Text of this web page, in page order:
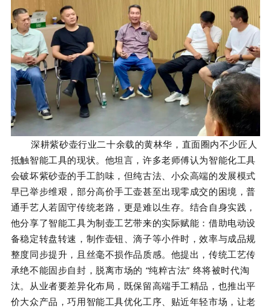
深耕紫砂壶行业二十余载的黄林华 ，直面圈内不少匠人
抵触智能工具的现状。他坦言，许多老师傅认为智能化工具
会破坏紫砂壶的手工韵味，但纯古法、小众高端的发展模式
早已举步维艰，部分高价手工壶甚至出现零成交的困境，普
通手艺人若固守传统老路，更是难以生存。结合自身实践，
他分享了智能工具为制壶工艺带来的实际赋能：借助电动设
备稳定转盘转速，制作壶钮、滴子等小件时，效率与成品规
整度同步提升，且丝毫不损作品质感。他提出，传统工艺传
承绝不能固步自封，脱离市场的 “纯粹古法” 终将被时代淘
汰。从业者要差异化布局，既保留高端手工精品，也推出平
价大众产品，巧用智能工具优化工序、贴近年轻市场，让老